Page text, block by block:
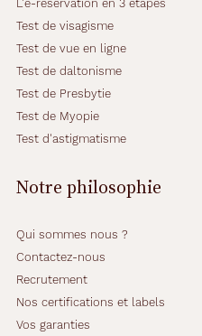
u
l
é
p
o
l
s
o
r
t
e
L'e-réservation en 3 étapes
Test de visagisme
Test de vue en ligne
Test de daltonisme
Test de Presbytie
Test de Myopie
Test d'astigmatisme
Notre philosophie
Qui sommes nous ?
Contactez-nous
Recrutement
Nos certifications et labels
Vos garanties